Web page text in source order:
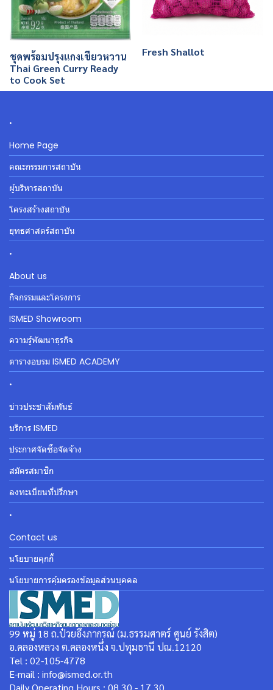
ชุดพร้อมปรุงแกงเขียวหวาน
Thai Green Curry Ready
to Cook Set
Fresh Shallot
.
Home Page
คณะกรรมการสถาบัน
ผู้บริหารสถาบัน
โครงสร้างสถาบัน
ยุทธศาสตร์สถาบัน
.
About us
กิจกรรมและโครงการ
ISMED Showroom
ความรู้พัฒนาธุรกิจ
ตารางอบรม ISMED ACADEMY
.
ข่าวประชาสัมพันธ์
บริการ ISMED
ประกาศจัดซื้อจัดจ้าง
สมัครสมาชิก
ลงทะเบียนที่ปรึกษา
.
Contact us
นโยบายคุกกี้
นโยบายการคุ้มครองข้อมูลส่วนบุคคล
99 หมู่ 18 ถ.ป๋วยอึ๊งภากรณ์ (ม.ธรรมศาตร์ ศูนย์ รังสิต)
อ.คลองหลวง ต.คลองหนึ่ง จ.ปทุมธานี ปณ.12120
Tel : 02-105-4778
E-mail : info@ismed.or.th
Daily Operating Hours : 08.30 - 17.30